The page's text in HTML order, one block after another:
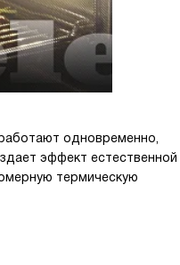
одновременно,
эффект естественной
термическую